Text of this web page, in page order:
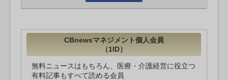
CBnewsマネジメント個人会員
（1ID）
無料ニュースはもちろん、医療・介護経営に役立つ
有料記事もすべて読める会員